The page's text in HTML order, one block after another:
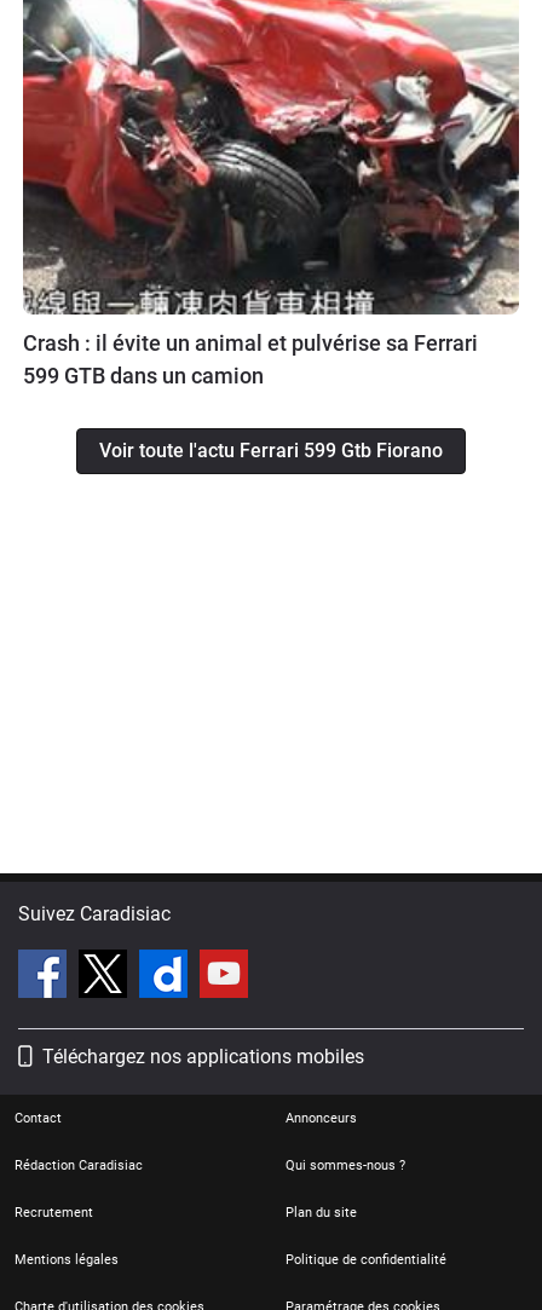
Crash : il évite un animal et pulvérise sa Ferrari
599 GTB dans un camion
Voir toute l'actu Ferrari 599 Gtb Fiorano
Suivez Caradisiac
Téléchargez nos applications mobiles
Contact Annonceurs
Rédaction Caradisiac Qui sommes-nous ?
Recrutement Plan du site
Mentions légales Politique de confidentialité